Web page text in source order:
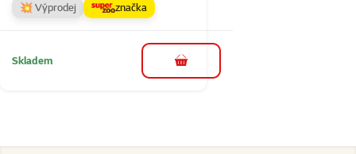
💥 Výprodej značka
Skladem do košíku